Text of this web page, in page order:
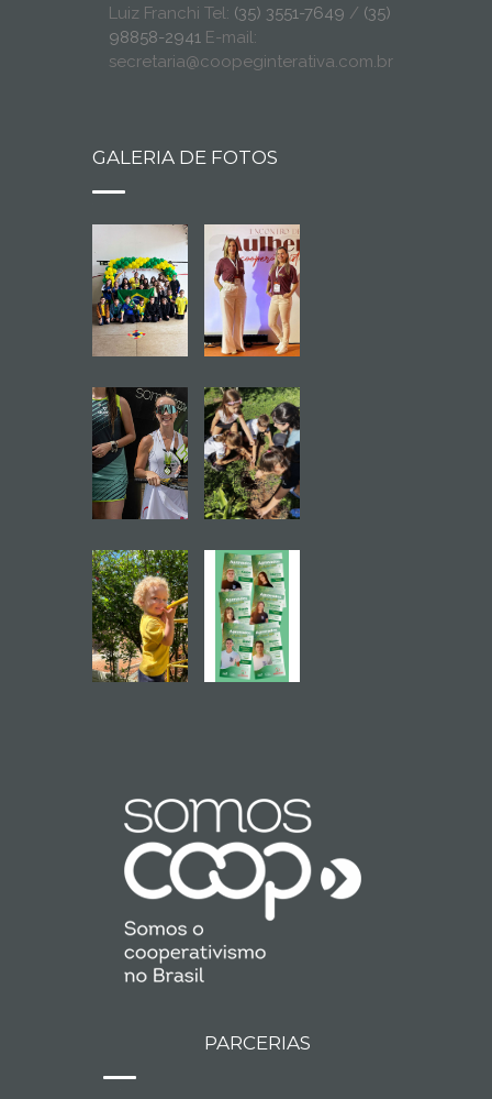
Luiz Franchi Tel: (35) 3551-7649 / (35)
98858-2941 E-mail:
secretaria@coopeginterativa.com.br
GALERIA DE FOTOS
PARCERIAS